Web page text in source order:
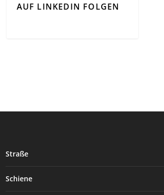
AUF LINKEDIN FOLGEN
Straße
Schiene